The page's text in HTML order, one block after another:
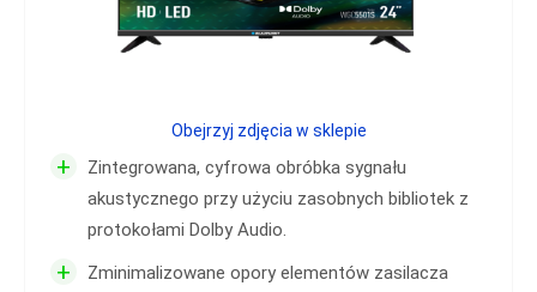
+
Zintegrowana, cyfrowa obróbka sygnału
akustycznego przy użyciu zasobnych bibliotek z
protokołami Dolby Audio.
+
Zminimalizowane opory elementów zasilacza
Obejrzyj zdjęcia w sklepie